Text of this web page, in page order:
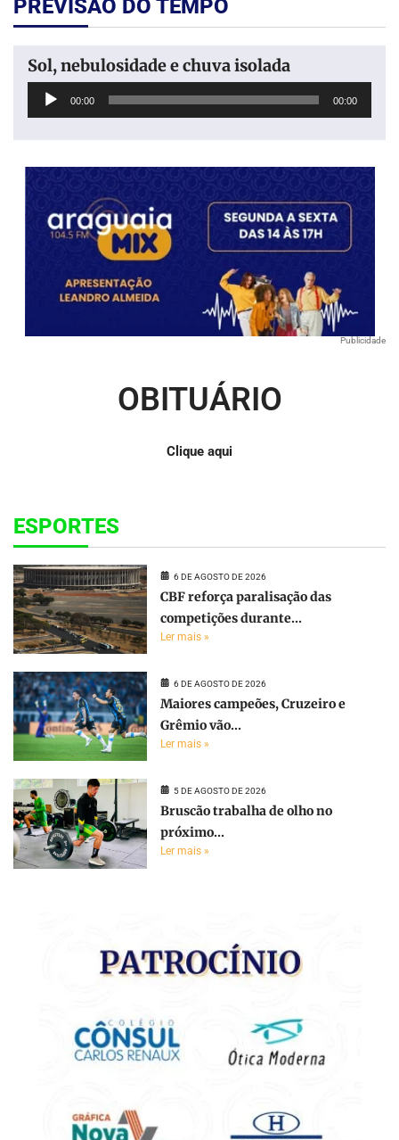
PREVISÃO DO TEMPO
Sol, nebulosidade e chuva isolada
Tocador
00:00 00:00
Publicidade
OBITUÁRIO
Clique aqui
ESPORTES
6 DE AGOSTO DE 2026
CBF reforça paralisação das
competições durante...
Ler mais »
6 DE AGOSTO DE 2026
Maiores campeões, Cruzeiro e
Grêmio vão...
Ler mais »
5 DE AGOSTO DE 2026
Bruscão trabalha de olho no
próximo...
Ler mais »